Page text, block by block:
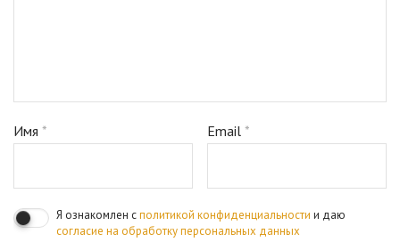
Имя * Email*
Я ознакомлен сполитикой конфиденциальности и даю
согласие на обработку персональных данных